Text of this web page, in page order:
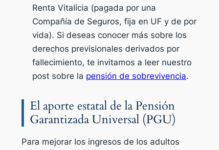
Renta Vitalicia (pagada por una
Compañía de Seguros, fija en UF y de por
vida). Si deseas conocer más sobre los
derechos previsionales derivados por
fallecimiento, te invitamos a leer nuestro
post sobre la pensión de sobrevivencia.
El aporte estatal de la Pensión
Garantizada Universal (PGU)
Para mejorar los ingresos de los adultos